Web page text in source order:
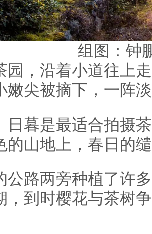
组图：钟
沿着小道往上走
嫩尖被摘下，一阵
是最适合拍摄茶
的山地上，春日的
两旁种植了许多
，到时樱花与茶树